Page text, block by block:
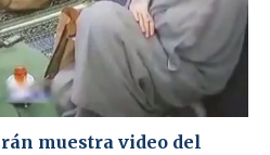
muestra video del